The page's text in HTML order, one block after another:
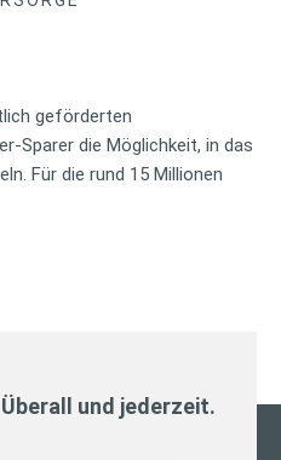
geförderten
Sparer die Möglichkeit, in das
Für die rund 15 Millionen
und jederzeit.